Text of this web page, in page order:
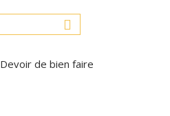
de bien faire